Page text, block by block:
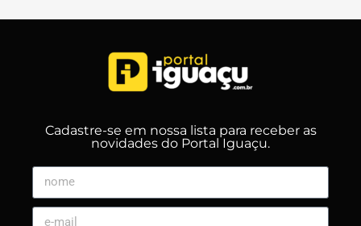
Cadastre-se em nossa lista para receber as
novidades do Portal Iguaçu.